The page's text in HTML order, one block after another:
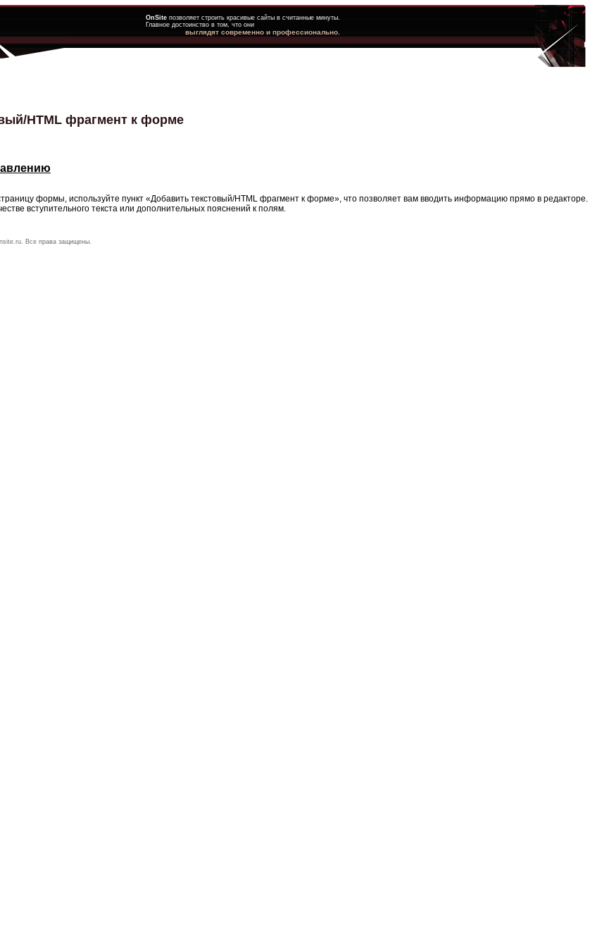
OnSite позволяет строить красивые сайты в считанные минуты.
Главное достоинство в том, что они
выглядят современно и профессионально.
HTML фрагмент к форме
формы, используйте пункт «Добавить текстовый/HTML фрагмент к форме», что позволяет вам вводить информацию прямо в редакторе.
вступительного текста или дополнительных пояснений к полям.
Все права защищены.